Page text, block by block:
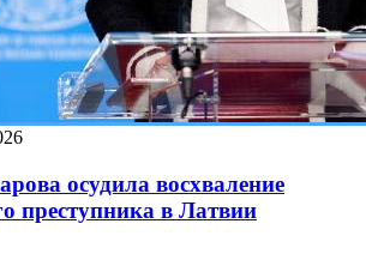
осудила восхваление
преступника в Латвии